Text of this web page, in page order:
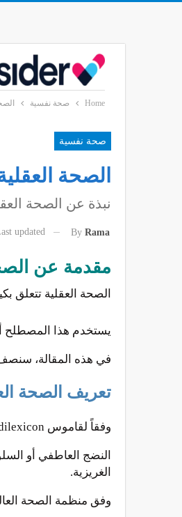
Home صحة نفسية
صحة نفسية
الصحة
نبذة عن الصحة
By Rama
updated
مقدمة عن
الصحة العقلية تتعلق
يستخدم هذا المصطلح
في هذه المقالة، سنصف
تعريف الصحة
وفقاً لقاموس Medilexicon الطبي فإن الصحة العقلية هي كالآتي:
النضج العاطفي أو
الغريزية.
وفق منظمة الصحة